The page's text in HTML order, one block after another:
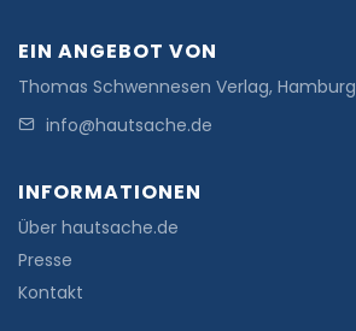
EIN ANGEBOT VON
Thomas Schwennesen Verlag, Hamburg
info@hautsache.de
INFORMATIONEN
Über hautsache.de
Presse
Kontakt